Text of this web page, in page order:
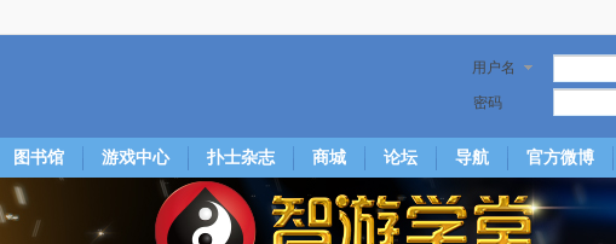
用户名
密码
图书馆 游戏中心 扑士杂志 商城 论坛 导航 官方微博